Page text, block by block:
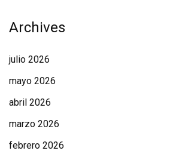
Archives
julio 2026
mayo 2026
abril 2026
marzo 2026
febrero 2026